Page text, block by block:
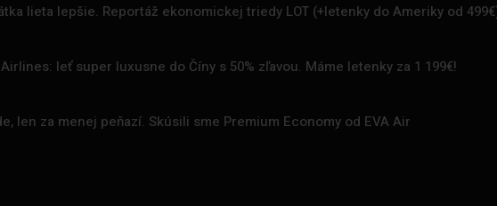
lieta lepšie. Reportáž ekonomickej triedy LOT (+letenky do Ameriky od
leť super luxusne do Číny s 50% zľavou. Máme letenky za 1 199€!
len za menej peňazí. Skúsili sme Premium Economy od EVA Air